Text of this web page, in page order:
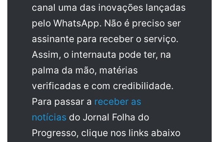
canal uma das inovações lançadas
pelo WhatsApp. Não é preciso ser
assinante para receber o serviço.
Assim, o internauta pode ter, na
palma da mão, matérias
verificadas e com credibilidade.
Para passar a receber as
notícias do Jornal Folha do
Progresso, clique nos links abaixo